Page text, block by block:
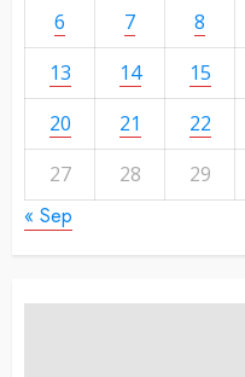
6
7 8
13
14 15
20
21 22
27
28 29
« Sep